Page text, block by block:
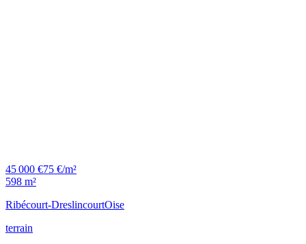
45 000 €75 €/m²
598 m²
Ribécourt-DreslincourtOise
terrain